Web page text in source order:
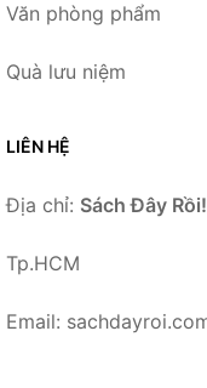
Văn phòng phẩm
Quà lưu niệm
LIÊN HỆ
Địa chỉ: Sách Đây Rồi!
Tp.HCM
Email: